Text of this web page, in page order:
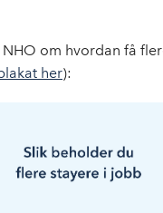
om hvordan få
her):